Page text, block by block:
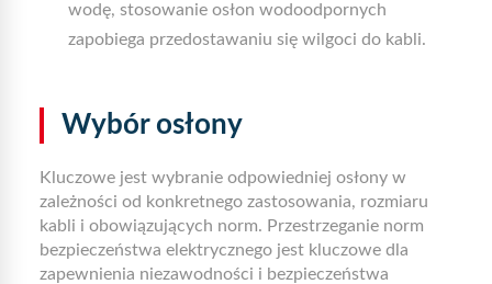
wodę, stosowanie osłon wodoodpornych
zapobiega przedostawaniu się wilgoci do kabli.
Wybór osłony
Kluczowe jest wybranie odpowiedniej osłony w
zależności od konkretnego zastosowania, rozmiaru
kabli i obowiązujących norm. Przestrzeganie norm
bezpieczeństwa elektrycznego jest kluczowe dla
zapewnienia niezawodności i bezpieczeństwa